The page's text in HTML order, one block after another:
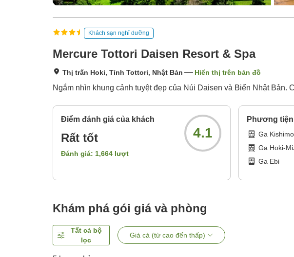
Khách sạn nghỉ dưỡng
Mercure Tottori Daisen Resort & Spa
Thị trấn Hoki, Tỉnh Tottori, Nhật Bản Hiển thị trên bản đồ
Ngắm nhìn khung cảnh tuyệt đẹp của Núi Daisen và Biển Nhật Bản.
Điểm đánh giá của khách
Rất tốt
Đánh giá: 1,664 lượt
4.1
Phương
Ga
Ga Hoki-
Ga Ebi
Khám phá gói giá và phòng
Tất cả bộ
lọc
Giá cả (từ cao đến thấp)